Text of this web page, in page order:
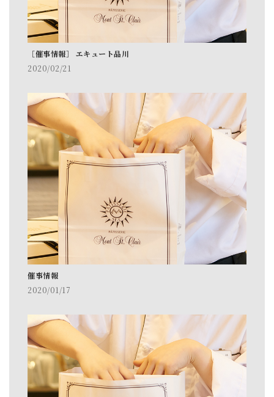
［催事情報］ エキュート品川
2020/02/21
催事情報
2020/01/17